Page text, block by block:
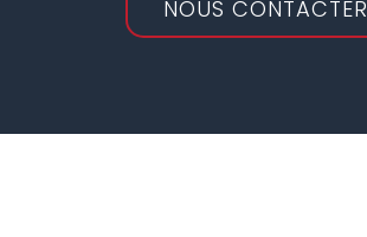
NOUS CONTACTER